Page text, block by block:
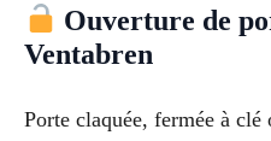
Ouverture de
Ventabren
Porte claquée, fermée à